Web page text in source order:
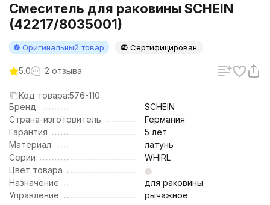
Смеситель для раковины SCHEIN
(42217/8035001)
Оригинальный товар Сертифицирован
5.0 2 отзыва
Код товара:576-110
Бренд
SCHEIN
Страна-изготовитель
Германия
Гарантия
5 лет
Материал
латунь
Серии
WHIRL
Цвет товара
Назначение
для раковины
Управление
рычажное